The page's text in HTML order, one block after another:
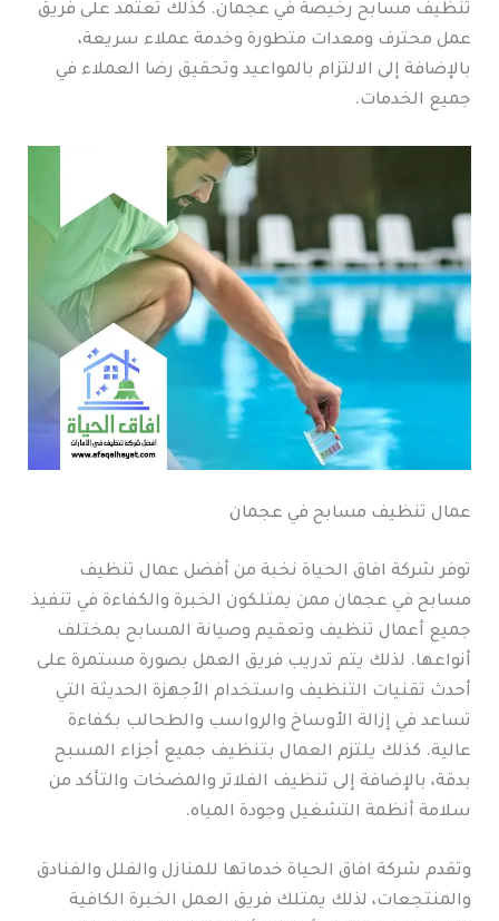
تنظيف مسابح رخيصة في عجمان. كذلك تعتمد على فريق
عمل محترف ومعدات متطورة وخدمة عملاء سريعة،
بالإضافة إلى الالتزام بالمواعيد وتحقيق رضا العملاء في
جميع الخدمات.
عمال تنظيف مسابح في عجمان
توفر شركة افاق الحياة نخبة من أفضل عمال تنظيف
مسابح في عجمان ممن يمتلكون الخبرة والكفاءة في تنفيذ
جميع أعمال تنظيف وتعقيم وصيانة المسابح بمختلف
أنواعها. لذلك يتم تدريب فريق العمل بصورة مستمرة على
أحدث تقنيات التنظيف واستخدام الأجهزة الحديثة التي
تساعد في إزالة الأوساخ والرواسب والطحالب بكفاءة
عالية. كذلك يلتزم العمال بتنظيف جميع أجزاء المسبح
بدقة، بالإضافة إلى تنظيف الفلاتر والمضخات والتأكد من
سلامة أنظمة التشغيل وجودة المياه.
وتقدم شركة افاق الحياة خدماتها للمنازل والفلل والفنادق
والمنتجعات، لذلك يمتلك فريق العمل الخبرة الكافية